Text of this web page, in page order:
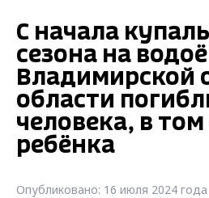
С начала
сезона на
Владимирской
области
человека, в том
ребёнка
Опубликовано: 16 июля 2024 года